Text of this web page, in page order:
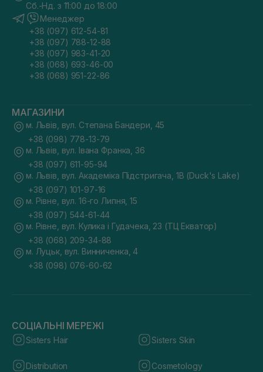
Сб.-Нд. з 11:00 до 18:00
Менеджер
+38 (097) 612-54-81
+38 (097) 788-12-88
+38 (097) 983-41-20
+38 (068) 693-46-00
+38 (068) 951-22-86
МАГАЗИНИ
м. Львів, вул. Степана Бандери, 45
+38 (098) 778-13-79
м. Львів, вул. Івана Франка, 36
+38 (097) 611-95-94
м. Львів, вул. Академіка Підстригача, 1В (Duck's Lake)
+38 (097) 101-97-16
м. Рівне, вул. 16-го Липня, 15
+38 (097) 544-61-44
м. Рівне, вул. Кулика і Гудачека, 23 (ТЦ Екватор)
+38 (068) 209-34-88
м. Луцьк, вул. Винниченка, 4
+38 (098) 076-60-62
СОЦІАЛЬНІ МЕРЕЖІ
Sisters Hair Sisters Skin
Distribution Cosmetology